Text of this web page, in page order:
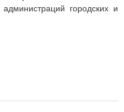
городских и